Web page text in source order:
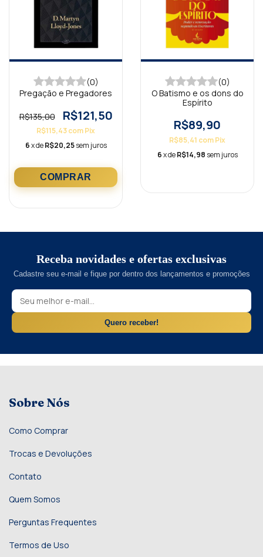
(0)
Pregação e Pregadores
R$135,00 R$121,50
R$115,43comPix
6x deR$20,25 sem juros
(0)
O Batismo e os dons do
Espírito
R$89,90
R$85,41 comPix
6x deR$14,98 sem juros
Receba novidades e ofertas exclusivas
Cadastre seu e-mail e fique por dentro dos lançamentos e promoções
Quero receber!
Sobre Nós
Como Comprar
Trocas e Devoluções
Contato
Quem Somos
Perguntas Frequentes
Termos de Uso